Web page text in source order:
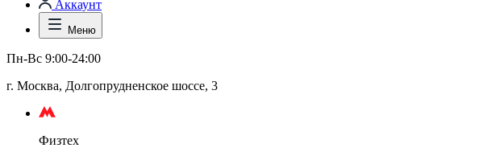
Аккаунт
Меню
Пн-Вс 9:00-24:00
г. Москва, Долгопрудненское шоссе, 3
Физтех